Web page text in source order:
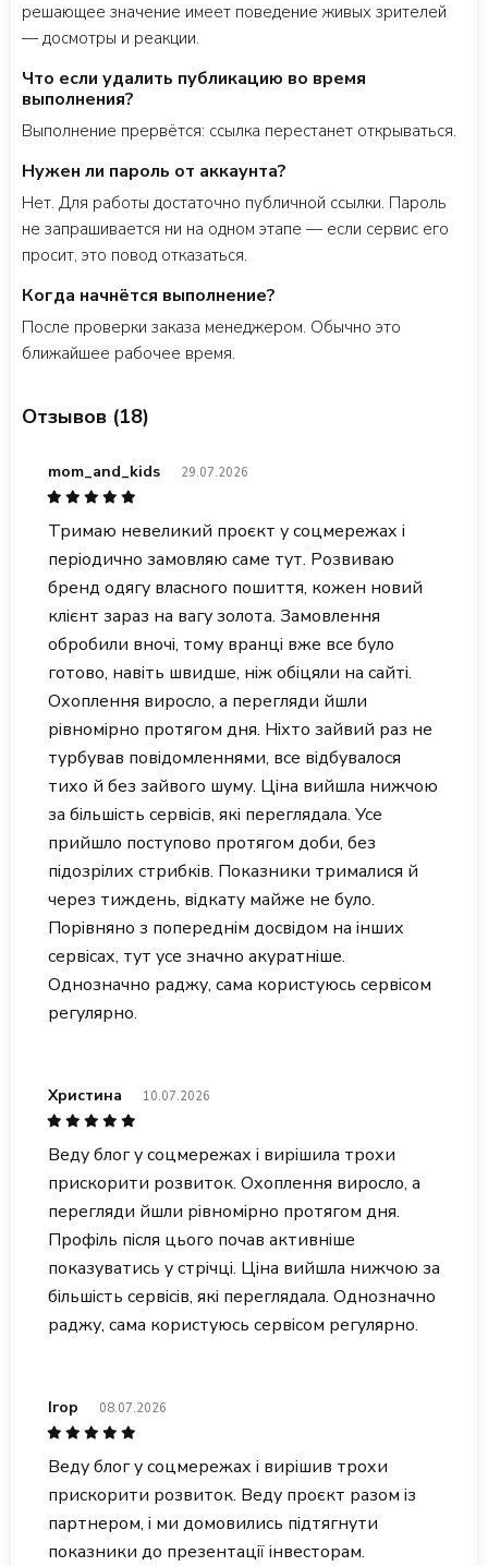
решающее значение имеет поведение живых зрителей
— досмотры и реакции.
Что если удалить публикацию во время
выполнения?
Выполнение прервётся: ссылка перестанет открываться.
Нужен ли пароль от аккаунта?
Нет. Для работы достаточно публичной ссылки. Пароль
не запрашивается ни на одном этапе — если сервис его
просит, это повод отказаться.
Когда начнётся выполнение?
После проверки заказа менеджером. Обычно это
ближайшее рабочее время.
Отзывов (18)
mom_and_kids 29.07.2026
Тримаю невеликий проєкт у соцмережах і
періодично замовляю саме тут. Розвиваю
бренд одягу власного пошиття, кожен новий
клієнт зараз на вагу золота. Замовлення
обробили вночі, тому вранці вже все було
готово, навіть швидше, ніж обіцяли на сайті.
Охоплення виросло, а перегляди йшли
рівномірно протягом дня. Ніхто зайвий раз не
турбував повідомленнями, все відбувалося
тихо й без зайвого шуму. Ціна вийшла нижчою
за більшість сервісів, які переглядала. Усе
прийшло поступово протягом доби, без
підозрілих стрибків. Показники трималися й
через тиждень, відкату майже не було.
Порівняно з попереднім досвідом на інших
сервісах, тут усе значно акуратніше.
Однозначно раджу, сама користуюсь сервісом
регулярно.
Христина 10.07.2026
Веду блог у соцмережах і вирішила трохи
прискорити розвиток. Охоплення виросло, а
перегляди йшли рівномірно протягом дня.
Профіль після цього почав активніше
показуватись у стрічці. Ціна вийшла нижчою за
більшість сервісів, які переглядала. Однозначно
раджу, сама користуюсь сервісом регулярно.
Ігор 08.07.2026
Веду блог у соцмережах і вирішив трохи
прискорити розвиток. Веду проєкт разом із
партнером, і ми домовились підтягнути
показники до презентації інвесторам.